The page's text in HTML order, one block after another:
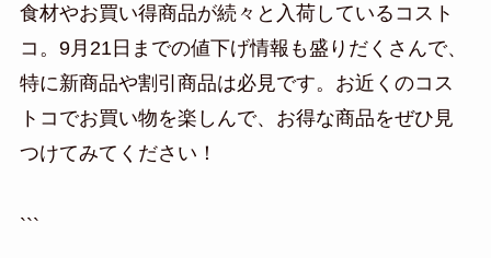
食材やお買い得商品が続々と入荷しているコスト
コ。9月21日までの値下げ情報も盛りだくさんで、
特に新商品や割引商品は必見です。お近くのコス
トコでお買い物を楽しんで、お得な商品をぜひ見
つけてみてください！
```